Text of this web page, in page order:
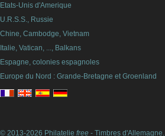
Etats-Unis d'Amerique
U.R.S.S., Russie
Chine, Cambodge, Vietnam
Italie, Vatican, ..., Balkans
Espagne, colonies espagnoles
Europe du Nord : Grande-Bretagne et Groenland
© 2013-2026 Philatelie free - Timbres d'Allemagne.